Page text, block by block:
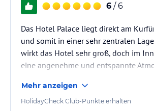
Hinweis:
Allgemeine und unverbindliche
ohne Gewähr und ohne Prüfung durch
lies vor der Buchung die verbindlichen
jeweiligen Veranstalters.
6 / 6
Das Hotel Palace liegt direkt am
und somit in einer sehr zentralen
wirkt das Hotel sehr groß, doch im
eine angenehme und entspannte
gut verteilen und alles sehr großzügig
Dadurch wirkt das Hotel trotz seiner
Mehr anzeigen
HolidayCheck Club-Punkte erhalten